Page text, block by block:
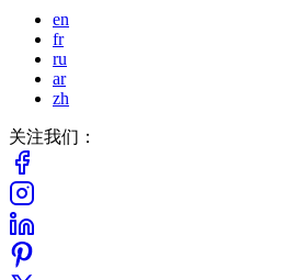
en
fr
ru
ar
zh
关注我们：